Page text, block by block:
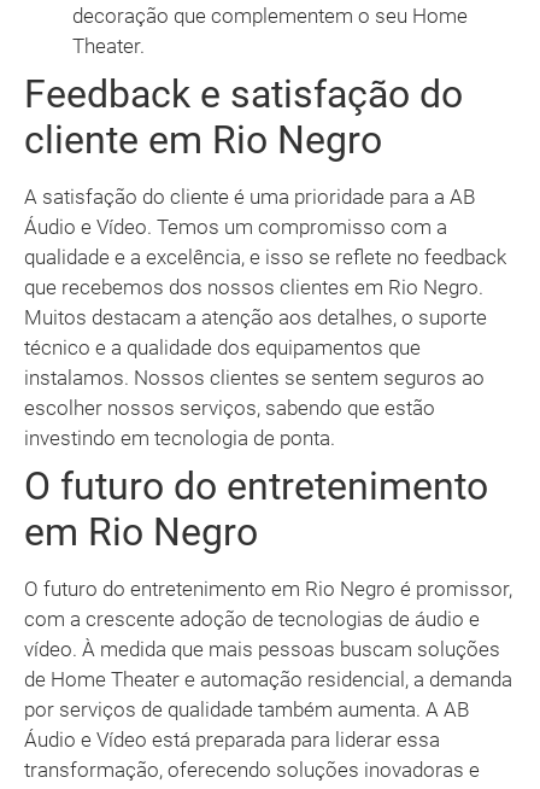
decoração que complementem o seu Home
Theater.
Feedback e satisfação do
cliente em Rio Negro
A satisfação do cliente é uma prioridade para a AB
Áudio e Vídeo. Temos um compromisso com a
qualidade e a excelência, e isso se reflete no feedback
que recebemos dos nossos clientes em Rio Negro.
Muitos destacam a atenção aos detalhes, o suporte
técnico e a qualidade dos equipamentos que
instalamos. Nossos clientes se sentem seguros ao
escolher nossos serviços, sabendo que estão
investindo em tecnologia de ponta.
O futuro do entretenimento
em Rio Negro
O futuro do entretenimento em Rio Negro é promissor,
com a crescente adoção de tecnologias de áudio e
vídeo. À medida que mais pessoas buscam soluções
de Home Theater e automação residencial, a demanda
por serviços de qualidade também aumenta. A AB
Áudio e Vídeo está preparada para liderar essa
transformação, oferecendo soluções inovadoras e